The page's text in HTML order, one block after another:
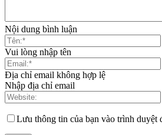
Nội dung bình luận
Vui lòng nhập tên
Địa chỉ email không hợp lệ
Nhập địa chỉ email
Lưu thông tin của bạn vào trình duyệt